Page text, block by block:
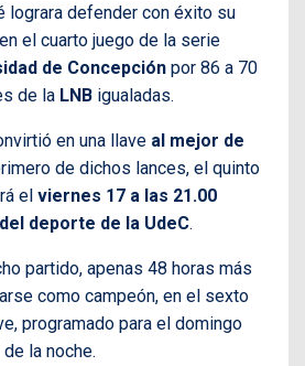
lograra defender con éxito su
el cuarto juego de la serie
de Concepción por 86 a 70
de la LNB igualadas.
en una llave al mejor de
de dichos lances, el quinto
el viernes 17 a las 21.00
deporte de la UdeC.
partido, apenas 48 horas más
como campeón, en el sexto
programado para el domingo
la noche.